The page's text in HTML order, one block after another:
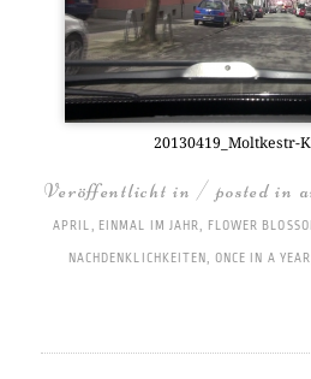
20130419_­Molt­ke­str-
Veröffentlicht in / posted in
APRIL, EINMAL IM JAHR, FLOWER
NACHDENKLICHKEITEN, ONCE IN A YEAR